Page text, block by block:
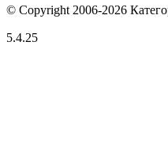
© Copyright 2006-2026
5.4.25